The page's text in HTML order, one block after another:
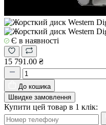
Є в наявності
15 791.00 ₴
До кошика
Швидке замовлення
Купити цей товар в 1 клік: